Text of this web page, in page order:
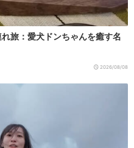
旅：愛犬ドンちゃんを癒す名
2026/08/08